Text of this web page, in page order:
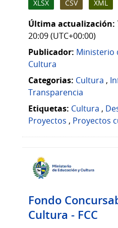
XLSX CSV XML
Última actualización:
20:09 (UTC+00:00)
Publicador: Ministerio
Cultura
Categorias: Cultura ,
Transparencia
Etiquetas: Cultura ,
Proyectos , Proyectos
Fondo
Cultura - FCC